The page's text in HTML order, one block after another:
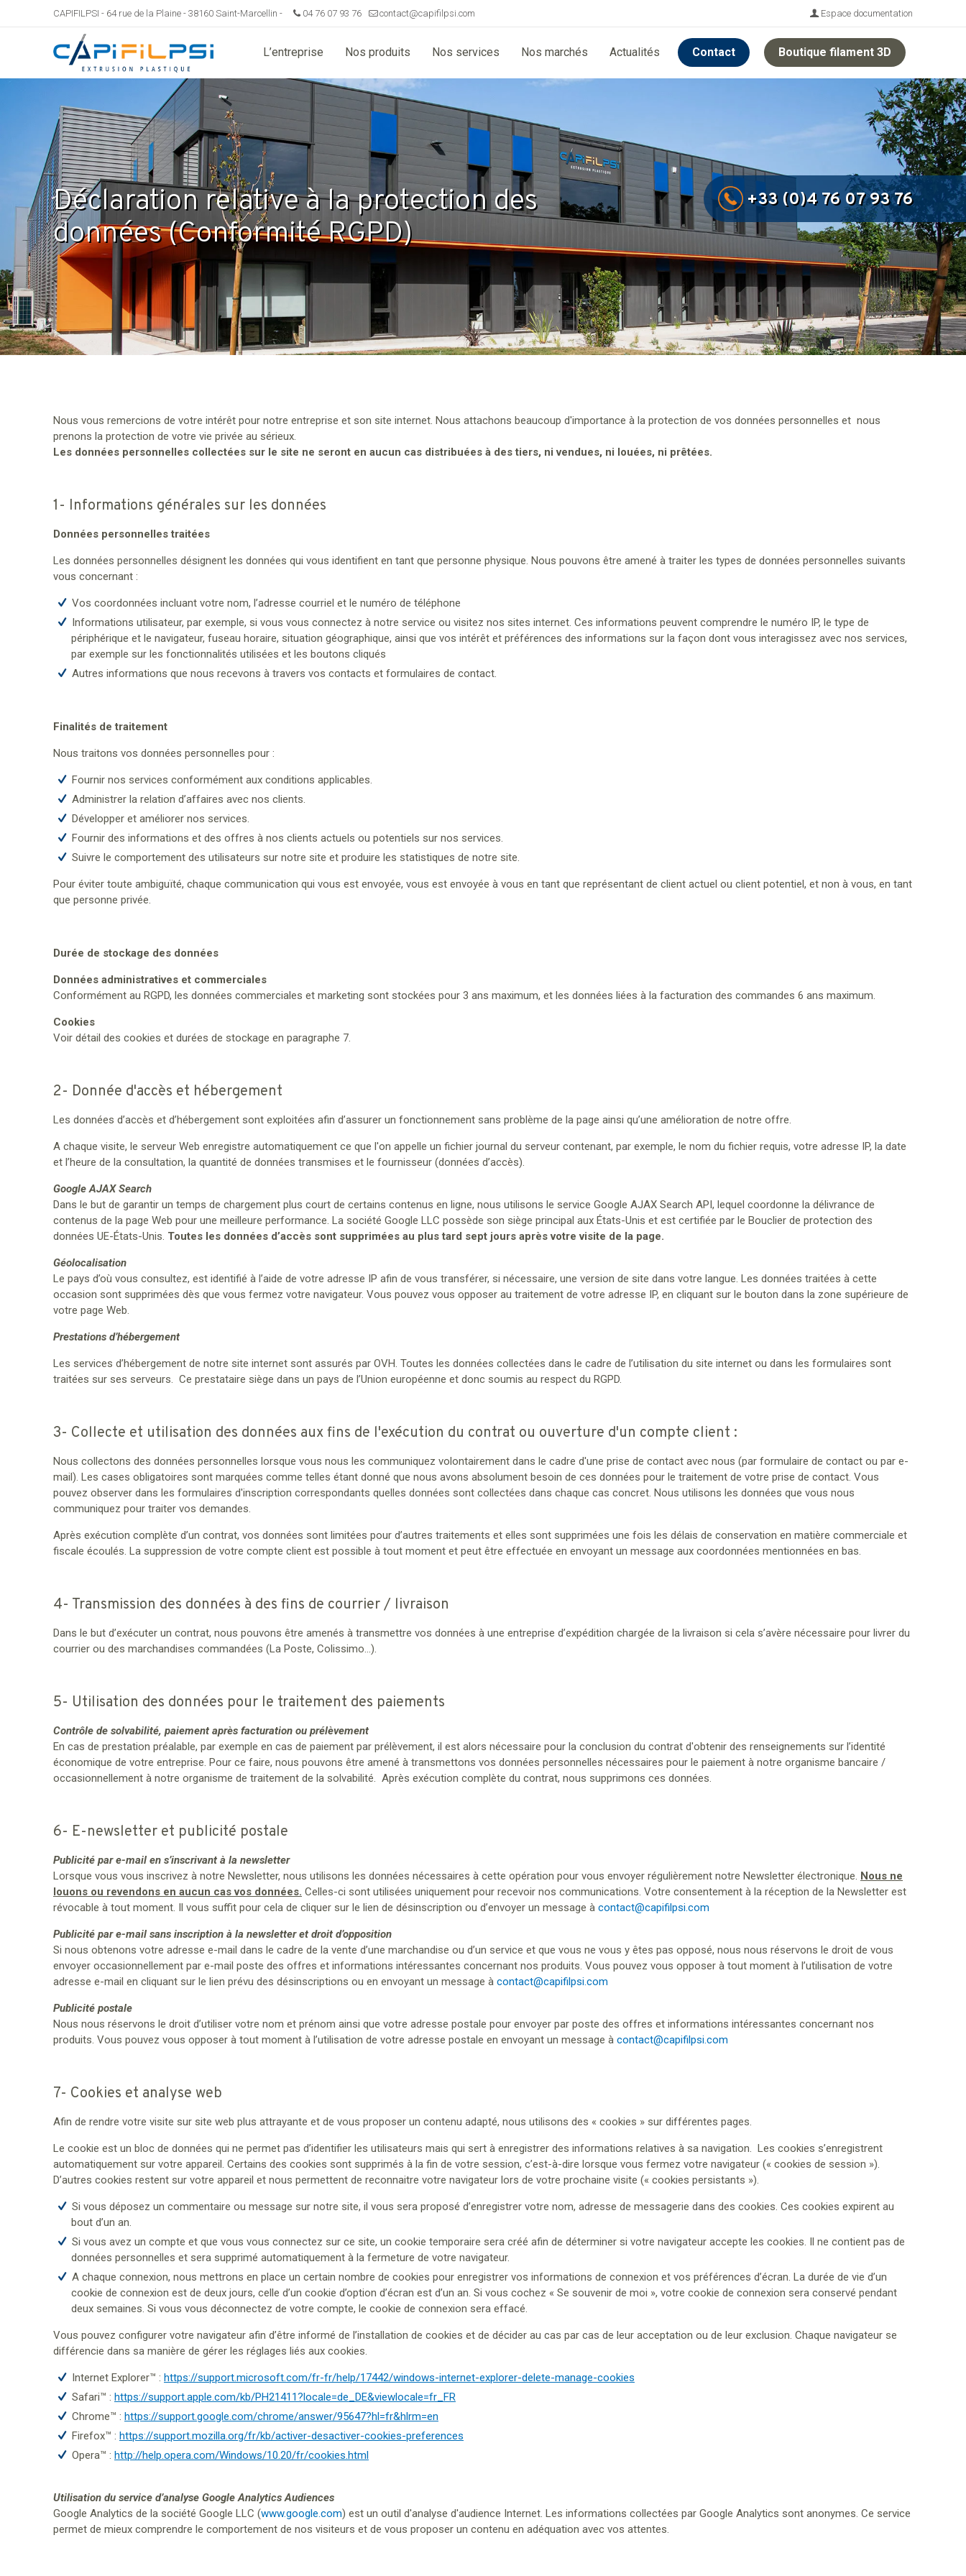
CAPIFILPSI - 64 rue de la Plaine - 38160 Saint-Marcellin - 04 76 07 93 76 contact@capifilpsi.com Espace documentation
L’entreprise Nos produits Nos services Nos marchés Actualités Contact Boutique filament 3D
Déclaration relative à la protection des
données (Conformité RGPD)
+33 (0)4 76 07 93 76
Nous vous remercions de votre intérêt pour notre entreprise et son site internet. Nous attachons beaucoup d'importance à la protection de vos données personnelles et nous
prenons la protection de votre vie privée au sérieux.
Les données personnelles collectées sur le site ne seront en aucun cas distribuées à des tiers, ni vendues, ni louées, ni prêtées.
1- Informations générales sur les données
Données personnelles traitées
Les données personnelles désignent les données qui vous identifient en tant que personne physique. Nous pouvons être amené à traiter les types de données personnelles suivants
vous concernant :
Vos coordonnées incluant votre nom, l’adresse courriel et le numéro de téléphone
Informations utilisateur, par exemple, si vous vous connectez à notre service ou visitez nos sites internet. Ces informations peuvent comprendre le numéro IP, le type de
périphérique et le navigateur, fuseau horaire, situation géographique, ainsi que vos intérêt et préférences des informations sur la façon dont vous interagissez avec nos services,
par exemple sur les fonctionnalités utilisées et les boutons cliqués
Autres informations que nous recevons à travers vos contacts et formulaires de contact.
Finalités de traitement
Nous traitons vos données personnelles pour :
Fournir nos services conformément aux conditions applicables.
Administrer la relation d’affaires avec nos clients.
Développer et améliorer nos services.
Fournir des informations et des offres à nos clients actuels ou potentiels sur nos services.
Suivre le comportement des utilisateurs sur notre site et produire les statistiques de notre site.
Pour éviter toute ambiguïté, chaque communication qui vous est envoyée, vous est envoyée à vous en tant que représentant de client actuel ou client potentiel, et non à vous, en tant
que personne privée.
Durée de stockage des données
Données administratives et commerciales
Conformément au RGPD, les données commerciales et marketing sont stockées pour 3 ans maximum, et les données liées à la facturation des commandes 6 ans maximum.
Cookies
Voir détail des cookies et durées de stockage en paragraphe 7.
2- Donnée d'accès et hébergement
Les données d’accès et d’hébergement sont exploitées afin d’assurer un fonctionnement sans problème de la page ainsi qu’une amélioration de notre offre.
A chaque visite, le serveur Web enregistre automatiquement ce que l'on appelle un fichier journal du serveur contenant, par exemple, le nom du fichier requis, votre adresse IP, la date
et l’heure de la consultation, la quantité de données transmises et le fournisseur (données d’accès).
Google AJAX Search
Dans le but de garantir un temps de chargement plus court de certains contenus en ligne, nous utilisons le service Google AJAX Search API, lequel coordonne la délivrance de
contenus de la page Web pour une meilleure performance. La société Google LLC possède son siège principal aux États-Unis et est certifiée par le Bouclier de protection des
données UE-États-Unis. Toutes les données d’accès sont supprimées au plus tard sept jours après votre visite de la page.
Géolocalisation
Le pays d’où vous consultez, est identifié à l’aide de votre adresse IP afin de vous transférer, si nécessaire, une version de site dans votre langue. Les données traitées à cette
occasion sont supprimées dès que vous fermez votre navigateur. Vous pouvez vous opposer au traitement de votre adresse IP, en cliquant sur le bouton dans la zone supérieure de
votre page Web.
Prestations d’hébergement
Les services d’hébergement de notre site internet sont assurés par OVH. Toutes les données collectées dans le cadre de l’utilisation du site internet ou dans les formulaires sont
traitées sur ses serveurs. Ce prestataire siège dans un pays de l’Union européenne et donc soumis au respect du RGPD.
3- Collecte et utilisation des données aux fins de l'exécution du contrat ou ouverture d'un compte client :
Nous collectons des données personnelles lorsque vous nous les communiquez volontairement dans le cadre d'une prise de contact avec nous (par formulaire de contact ou par e-
mail). Les cases obligatoires sont marquées comme telles étant donné que nous avons absolument besoin de ces données pour le traitement de votre prise de contact. Vous
pouvez observer dans les formulaires d'inscription correspondants quelles données sont collectées dans chaque cas concret. Nous utilisons les données que vous nous
communiquez pour traiter vos demandes.
Après exécution complète d’un contrat, vos données sont limitées pour d’autres traitements et elles sont supprimées une fois les délais de conservation en matière commerciale et
fiscale écoulés. La suppression de votre compte client est possible à tout moment et peut être effectuée en envoyant un message aux coordonnées mentionnées en bas.
4- Transmission des données à des fins de courrier / livraison
Dans le but d’exécuter un contrat, nous pouvons être amenés à transmettre vos données à une entreprise d’expédition chargée de la livraison si cela s’avère nécessaire pour livrer du
courrier ou des marchandises commandées (La Poste, Colissimo…).
5- Utilisation des données pour le traitement des paiements
Contrôle de solvabilité, paiement après facturation ou prélèvement
En cas de prestation préalable, par exemple en cas de paiement par prélèvement, il est alors nécessaire pour la conclusion du contrat d'obtenir des renseignements sur l’identité
économique de votre entreprise. Pour ce faire, nous pouvons être amené à transmettons vos données personnelles nécessaires pour le paiement à notre organisme bancaire /
occasionnellement à notre organisme de traitement de la solvabilité. Après exécution complète du contrat, nous supprimons ces données.
6- E-newsletter et publicité postale
Publicité par e-mail en s’inscrivant à la newsletter
Lorsque vous vous inscrivez à notre Newsletter, nous utilisons les données nécessaires à cette opération pour vous envoyer régulièrement notre Newsletter électronique. Nous ne
louons ou revendons en aucun cas vos données. Celles-ci sont utilisées uniquement pour recevoir nos communications. Votre consentement à la réception de la Newsletter est
révocable à tout moment. Il vous suffit pour cela de cliquer sur le lien de désinscription ou d’envoyer un message à contact@capifilpsi.com
Publicité par e-mail sans inscription à la newsletter et droit d’opposition
Si nous obtenons votre adresse e-mail dans le cadre de la vente d’une marchandise ou d’un service et que vous ne vous y êtes pas opposé, nous nous réservons le droit de vous
envoyer occasionnellement par e-mail poste des offres et informations intéressantes concernant nos produits. Vous pouvez vous opposer à tout moment à l’utilisation de votre
adresse e-mail en cliquant sur le lien prévu des désinscriptions ou en envoyant un message à contact@capifilpsi.com
Publicité postale
Nous nous réservons le droit d’utiliser votre nom et prénom ainsi que votre adresse postale pour envoyer par poste des offres et informations intéressantes concernant nos
produits. Vous pouvez vous opposer à tout moment à l’utilisation de votre adresse postale en envoyant un message à contact@capifilpsi.com
7- Cookies et analyse web
Afin de rendre votre visite sur site web plus attrayante et de vous proposer un contenu adapté, nous utilisons des « cookies » sur différentes pages.
Le cookie est un bloc de données qui ne permet pas d’identifier les utilisateurs mais qui sert à enregistrer des informations relatives à sa navigation. Les cookies s’enregistrent
automatiquement sur votre appareil. Certains des cookies sont supprimés à la fin de votre session, c’est-à-dire lorsque vous fermez votre navigateur (« cookies de session »).
D’autres cookies restent sur votre appareil et nous permettent de reconnaitre votre navigateur lors de votre prochaine visite (« cookies persistants »).
Si vous déposez un commentaire ou message sur notre site, il vous sera proposé d’enregistrer votre nom, adresse de messagerie dans des cookies. Ces cookies expirent au
bout d’un an.
Si vous avez un compte et que vous vous connectez sur ce site, un cookie temporaire sera créé afin de déterminer si votre navigateur accepte les cookies. Il ne contient pas de
données personnelles et sera supprimé automatiquement à la fermeture de votre navigateur.
A chaque connexion, nous mettrons en place un certain nombre de cookies pour enregistrer vos informations de connexion et vos préférences d’écran. La durée de vie d’un
cookie de connexion est de deux jours, celle d’un cookie d’option d’écran est d’un an. Si vous cochez « Se souvenir de moi », votre cookie de connexion sera conservé pendant
deux semaines. Si vous vous déconnectez de votre compte, le cookie de connexion sera effacé.
Vous pouvez configurer votre navigateur afin d’être informé de l’installation de cookies et de décider au cas par cas de leur acceptation ou de leur exclusion. Chaque navigateur se
différencie dans sa manière de gérer les réglages liés aux cookies.
Internet Explorer™ : https://support.microsoft.com/fr-fr/help/17442/windows-internet-explorer-delete-manage-cookies
Safari™ : https://support.apple.com/kb/PH21411?locale=de_DE&viewlocale=fr_FR
Chrome™ : https://support.google.com/chrome/answer/95647?hl=fr&hlrm=en
Firefox™ : https://support.mozilla.org/fr/kb/activer-desactiver-cookies-preferences
Opera™ : http://help.opera.com/Windows/10.20/fr/cookies.html
Utilisation du service d’analyse Google Analytics Audiences
Google Analytics de la société Google LLC (www.google.com) est un outil d'analyse d'audience Internet. Les informations collectées par Google Analytics sont anonymes. Ce service
permet de mieux comprendre le comportement de nos visiteurs et de vous proposer un contenu en adéquation avec vos attentes.